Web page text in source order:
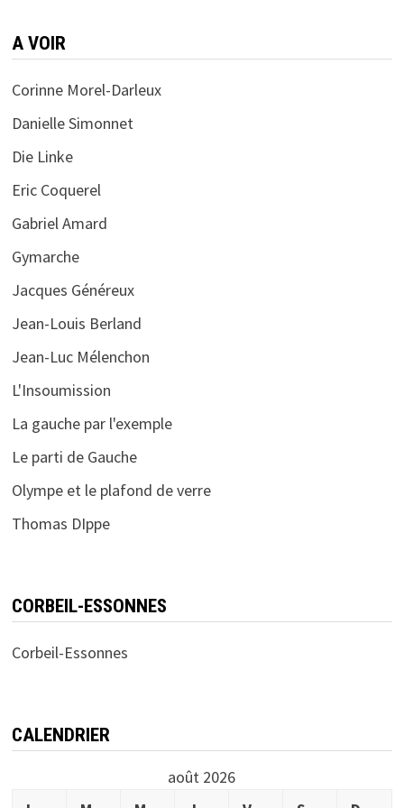
A VOIR
Corinne Morel-Darleux
Danielle Simonnet
Die Linke
Eric Coquerel
Gabriel Amard
Gymarche
Jacques Généreux
Jean-Louis Berland
Jean-Luc Mélenchon
L'Insoumission
La gauche par l'exemple
Le parti de Gauche
Olympe et le plafond de verre
Thomas DIppe
CORBEIL-ESSONNES
Corbeil-Essonnes
CALENDRIER
août 2026